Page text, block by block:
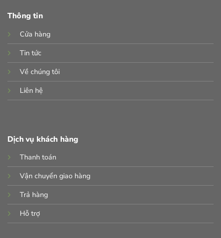
Thông tin
Cửa hàng
Tin tức
Về chúng tôi
Liên hệ
Dịch vụ khách hàng
Thanh toán
Vận chuyển giao hàng
Trả hàng
Hỗ trợ